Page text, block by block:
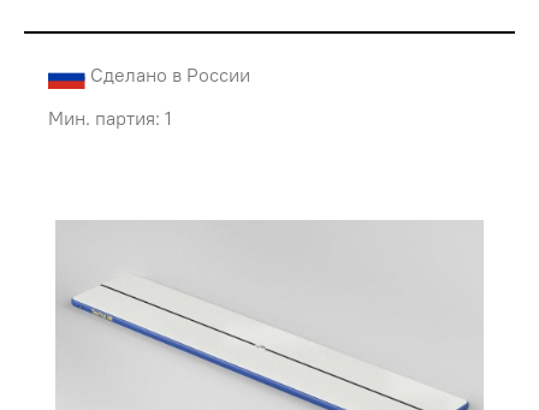
Сделано в России
Мин. партия: 1